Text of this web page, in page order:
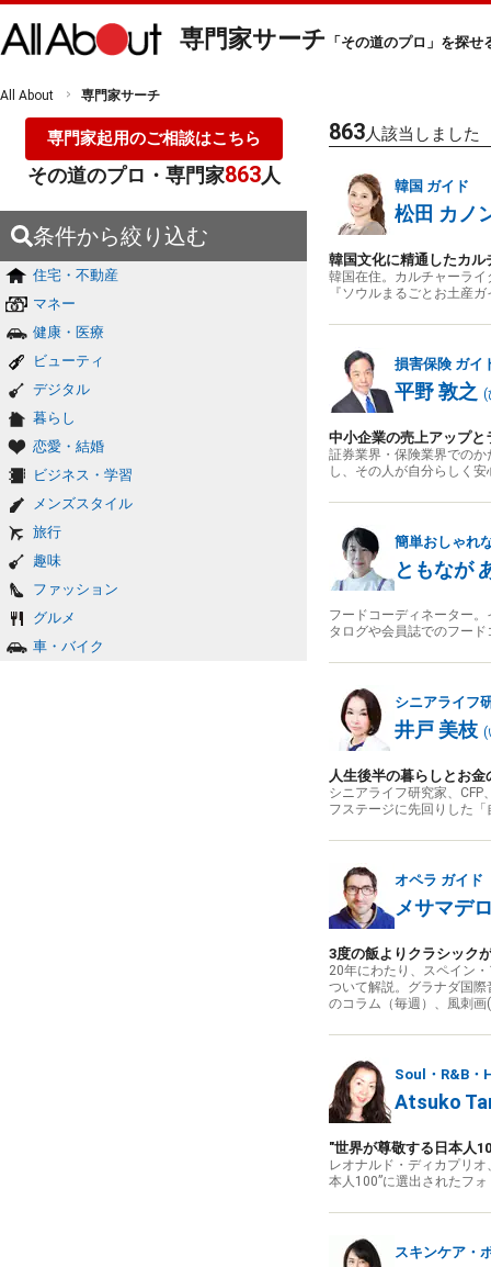
専門家サーチ 「その道のプロ」を探せ
All About 専門家サーチ
専門家起用のご相談はこちら
その道のプロ・専門家863人
条件から絞り込む
住宅・不動産
マネー
健康・医療
ビューティ
デジタル
暮らし
恋愛・結婚
ビジネス・学習
メンズスタイル
旅行
趣味
ファッション
グルメ
車・バイク
863人該当しました
韓国 ガイド
松田 カノ
韓国文化に精通したカ
韓国在住。カルチャーラ
『ソウルまるごとお土産
損害保険 ガイ
平野 敦之 (
中小企業の売上アップ
証券業界・保険業界での
し、その人が自分らしく
簡単おしゃれ
ともなが
フードコーディネーター
タログや会員誌でのフー
シニアライフ
井戸 美枝 (
人生後半の暮らしとお
シニアライフ研究家、
フステージに先回りした
オペラ ガイド
メサマデ
3度の飯よりクラシック
20年にわたり、スペイン
ついて解説。グラナダ国
のコラム（毎週）、風刺
Soul・R&B・
Atsuko
"世界が尊敬する日本人
レオナルド・ディカプリ
本人100”に選出されたフ
スキンケア・